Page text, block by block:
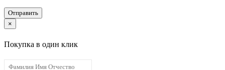
Отправить
×
Покупка в один клик